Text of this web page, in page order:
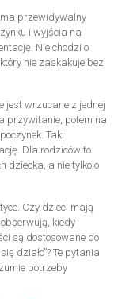
przewidywalny
i wyjścia na
Nie chodzi o
nie zaskakuje bez
jest wrzucane z jednej
przywitanie, potem na
Taki
Dla rodziców to
dziecka, a nie tylko o
Czy dzieci mają
kiedy
są dostosowane do
działo”? Te pytania
potrzeby